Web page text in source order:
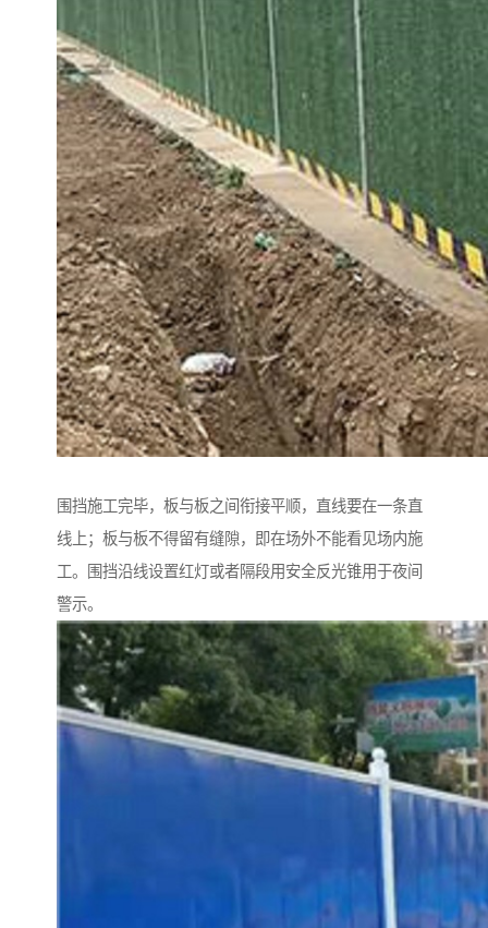
围挡施工完毕，板与板之间衔接平顺，直线要在一条直
线上；板与板不得留有缝隙，即在场外不能看见场内施
工。围挡沿线设置红灯或者隔段用安全反光锥用于夜间
警示。